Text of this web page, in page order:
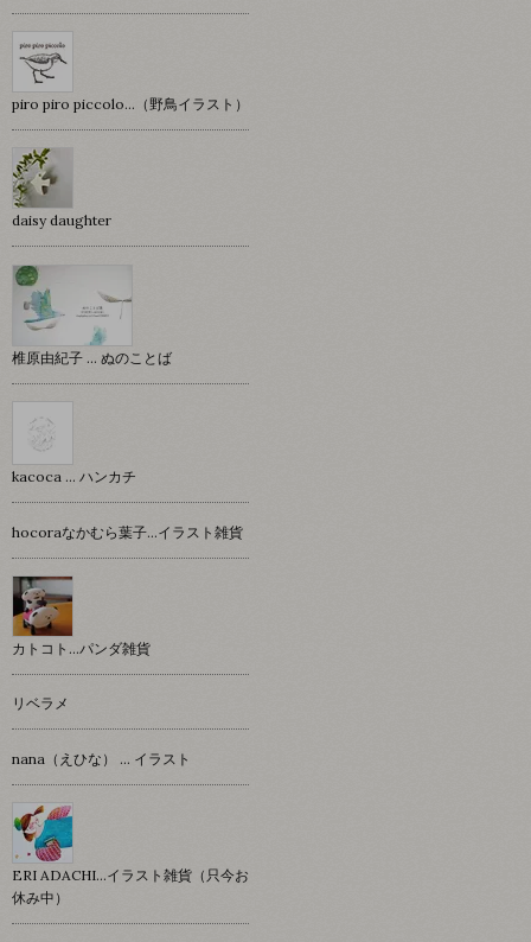
piro piro piccolo…（野鳥イラスト）
daisy daughter
椎原由紀子 ... ぬのことば
kacoca ... ハンカチ
hocoraなかむら葉子…イラスト雑貨
カトコト…パンダ雑貨
リベラメ
nana（えひな） … イラスト
ERI ADACHI...イラスト雑貨（只今お
休み中）